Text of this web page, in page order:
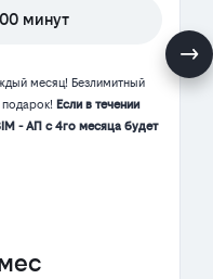
минут
месяц! Безлимитный
Если в течении
- АП с 4го месяца будет